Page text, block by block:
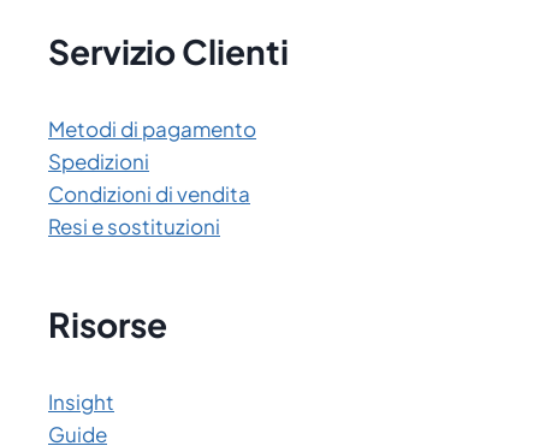
Servizio Clienti
Metodi di pagamento
Spedizioni
Condizioni di vendita
Resi e sostituzioni
Risorse
Insight
Guide